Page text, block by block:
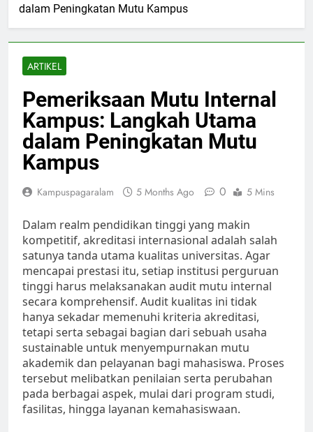
dalam Peningkatan Mutu Kampus
ARTIKEL
Pemeriksaan Mutu Internal
Kampus: Langkah Utama
dalam Peningkatan Mutu
Kampus
Kampuspagaralam 5 Months Ago 0 5 Mins
Dalam realm pendidikan tinggi yang makin
kompetitif, akreditasi internasional adalah salah
satunya tanda utama kualitas universitas. Agar
mencapai prestasi itu, setiap institusi perguruan
tinggi harus melaksanakan audit mutu internal
secara komprehensif. Audit kualitas ini tidak
hanya sekadar memenuhi kriteria akreditasi,
tetapi serta sebagai bagian dari sebuah usaha
sustainable untuk menyempurnakan mutu
akademik dan pelayanan bagi mahasiswa. Proses
tersebut melibatkan penilaian serta perubahan
pada berbagai aspek, mulai dari program studi,
fasilitas, hingga layanan kemahasiswaan.